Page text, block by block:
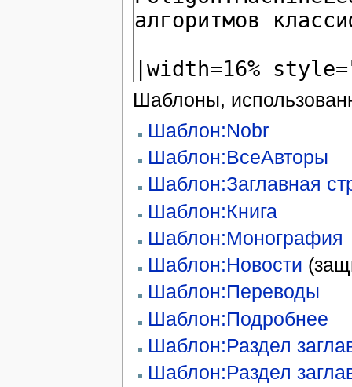
Шаблоны,
Шаблон:Nobr
Шаблон:ВсеАвторы
Шаблон:Заглавная
Шаблон:Книга
Шаблон:Монография
Шаблон:Новости
Шаблон:Переводы
Шаблон:Подробнее
Шаблон:Раздел
Шаблон:Раздел